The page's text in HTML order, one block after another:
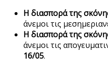
Η διασπορά της
άνεμοι τις
Η διασπορά της
άνεμοι τις
16/05.